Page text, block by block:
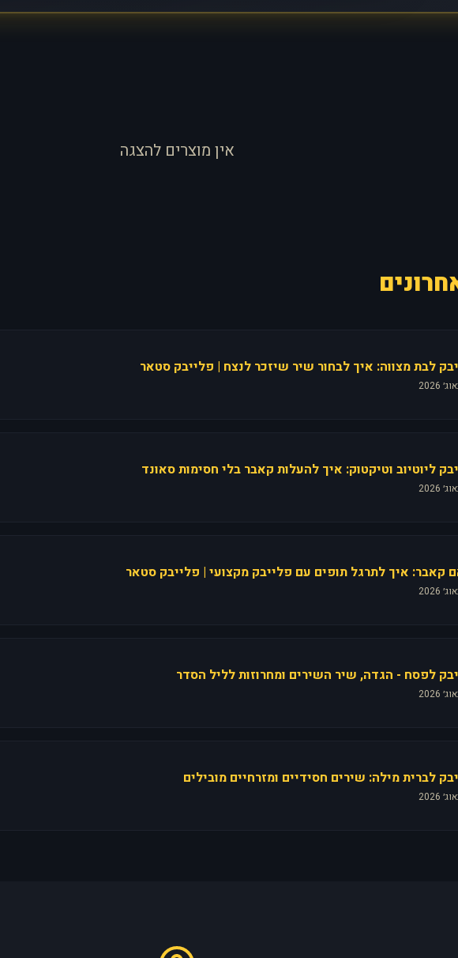
אין מוצרים להצגה
לבת מצווה: איך לבחור שיר שיזכר לנצח | פלייבק סטאר
ליוטיוב וטיקטוק: איך להעלות קאבר בלי חסימות סאונד
קאבר: איך לתרגל תופים עם פלייבק מקצועי | פלייבק סטאר
לפסח - הגדה, שיר השירים ומחרוזות לליל הסדר
לברית מילה: שירים חסידיים ומזרחיים מובילים